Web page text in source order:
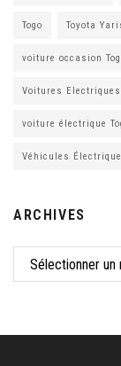
Togo Toyota
voiture occasion
Voitures Electriques
voiture électrique
Véhicules
ARCHIVES